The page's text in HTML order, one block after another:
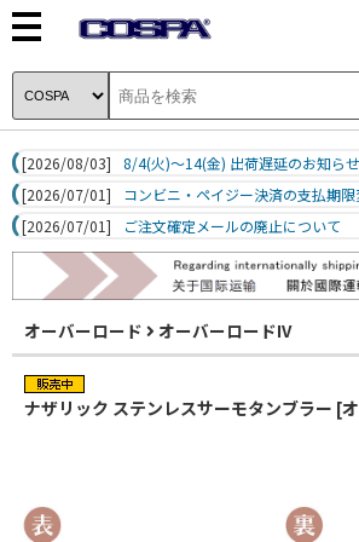
[2026/08/03]
8/4(火)～14(金) 出荷遅延のお知らせ
[2026/07/01]
コンビニ・ペイジー決済の支払期
[2026/07/01]
ご注文確定メールの廃止について
オーバーロード オーバーロードIV
ナザリック ステンレスサーモタンブラー [